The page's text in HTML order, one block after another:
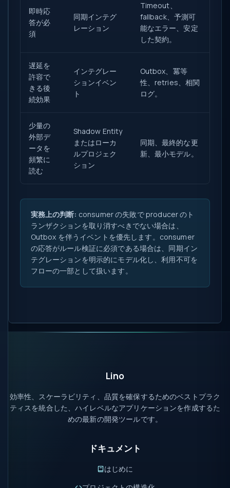
即時応
答が必
須
同期インテグ
レーション
Timeout、
fallback、予測可
能なエラー、安定
した契約。
遅延を
許容で
きる後
続効果
インテグレー
ションイベン
ト
Outbox、冪等
性、retries、相関
ログ。
少量の
外部デ
ータを
頻繁に
読む
Shadow Entity
またはローカ
ルプロジェク
ション
同期、最終的な更
新、最小モデル。
実務上の判断: consumer の失敗で producer のト
ランザクションを取り消すべきでない場合は、
Outbox を伴うイベントを優先します。consumer
の応答がルール検証に必須である場合は、同期イン
テグレーションを明示的にモデル化し、利用不可を
フローの一部として扱います。
Lino
効率性、スケーラビリティ、品質を確保するためのベストプラク
ティスを統合した、ハイレベルなアプリケーションを作成するた
めの最新の開発ツールです。
ドキュメント
はじめに